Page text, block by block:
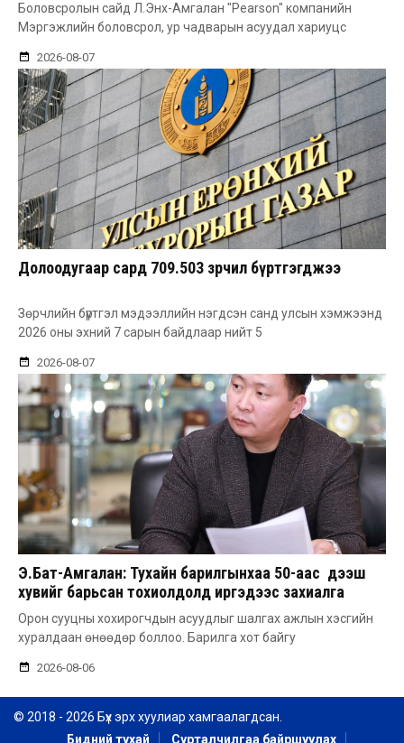
Боловсролын сайд Л.Энх-Амгалан "Pearson" компанийн
Мэргэжлийн боловсрол, ур чадварын асуудал хариуцс
2026-08-07
Долоодугаар сард 709.503 зөрчил бүртгэгджээ
Зөрчлийн бүртгэл мэдээллийн нэгдсэн санд улсын хэмжээнд
2026 оны эхний 7 сарын байдлаар нийт 5
2026-08-07
Э.Бат-Амгалан: Тухайн барилгынхаа 50-аас дээш
хувийг барьсан тохиолдолд иргэдээс захиалга
авдаг болгоно
Орон сууцны хохирогчдын асуудлыг шалгах ажлын хэсгийн
хуралдаан өнөөдөр боллоо. Барилга хот байгу
2026-08-06
© 2018 - 2026 Бүх эрх хуулиар хамгаалагдсан.
Бидний тухай
Сурталчилгаа байршуулах